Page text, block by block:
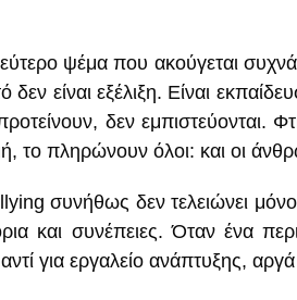
ψέμα που ακούγεται συχνά:
δεν είναι εξέλιξη. Είναι
δεν εμπιστεύονται.
το πληρώνουν όλοι: και οι
συνήθως δεν τελειώνει
και συνέπειες. Όταν ένα
για εργαλείο ανάπτυξης,